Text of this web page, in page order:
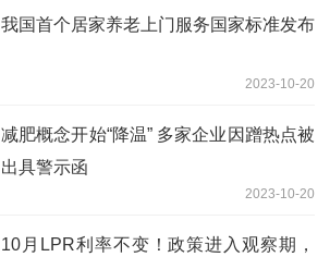
我国首个居家养老上门服务国家标准发布
2023-10-20
减肥概念开始“降温” 多家企业因蹭热点被
出具警示函
2023-10-20
10月LPR利率不变！政策进入观察期，